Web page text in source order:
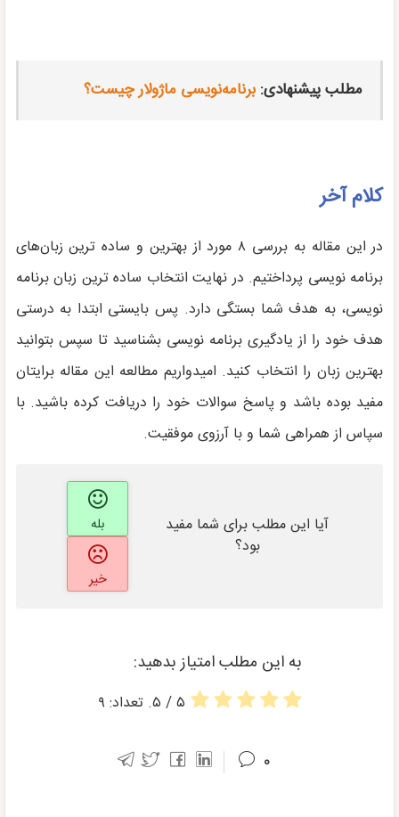
مطلب پیشنهادی: برنامه‌نویسی ماژولار چیست؟
کلام آخر
در این مقاله به بررسی ۸ مورد از بهترین و ساده ترین زبان‌های
برنامه نویسی پرداختیم. در نهایت انتخاب ساده ترین زبان برنامه
نویسی، به هدف شما بستگی دارد. پس بایستی ابتدا به درستی
هدف خود را از یادگیری برنامه نویسی بشناسید تا سپس بتوانید
بهترین زبان را انتخاب کنید. امیدواریم مطالعه این مقاله برایتان
مفید بوده باشد و پاسخ سوالات خود را دریافت کرده باشید. با
سپاس از همراهی شما و با آرزوی موفقیت.
آیا این مطلب برای شما مفید
بود؟
بله
خیر
به این مطلب امتیاز بدهید:
۵/ ۵. تعداد: ۹
۰